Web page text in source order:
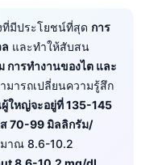
ที่มีประโยชน์ที่สุด การ
และทำให้สับสน
การทำงานของไต และ
มารถเปลี่ยนความรู้สึก
ใหญ่จะอยู่ที่ 135-145
70-99 มิลลิกรัม/
าณ 8.6-10.2